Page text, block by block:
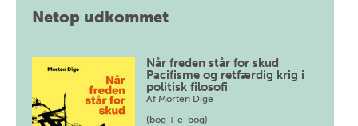
Netop udkommet
Når freden står for skud
Pacifisme og retfærdig krig i
politisk filosofi
Af Morten Dige
(bog + e-bog)